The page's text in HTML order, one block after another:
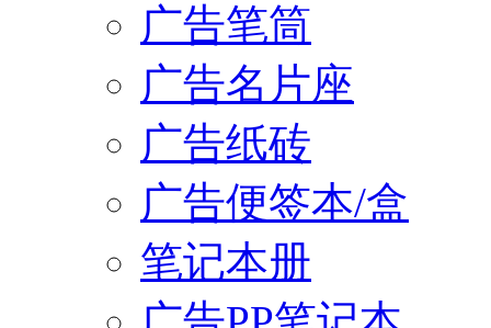
广告笔筒
广告名片座
广告纸砖
广告便签本/盒
笔记本册